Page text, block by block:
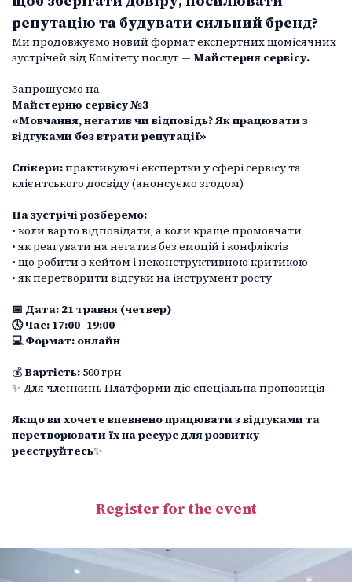
репутацію та будувати сильний бренд?
Ми продовжуємо новий формат експертних щомісячних
зустрічей від Комітету послуг — Майстерня сервісу.
Запрошуємо на
Майстерню сервісу №3
«Мовчання, негатив чи відповідь? Як працювати з
відгуками без втрати репутації»
Спікери:практикуючі експертки у сфері сервісу та
клієнтського досвіду (анонсуємо згодом)
На зустрічі розберемо:
• коли варто відповідати, а коли краще промовчати
• як реагувати на негатив без емоцій і конфліктів
• що робити з хейтом і неконструктивною критикою
• як перетворити відгуки на інструмент росту
📅 Дата: 21 травня (четвер)
🕔 Час: 17:00–19:00
💻 Формат: онлайн
💰 Вартість: 500 грн
✨ Для членкинь Платформи діє спеціальна пропозиція
Якщо ви хочете впевнено працювати з відгуками та
перетворювати їх на ресурс для розвитку —
реєструйтесь✨
Register for the event